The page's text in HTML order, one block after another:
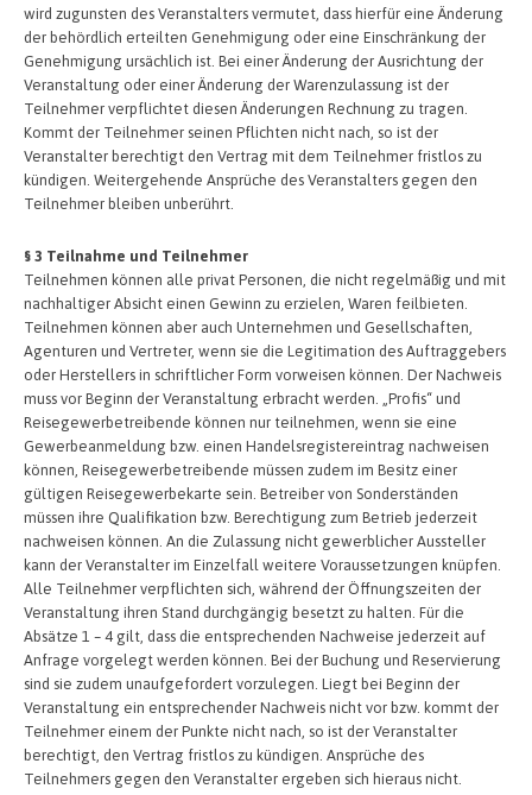
wird zugunsten des Veranstalters vermutet, dass hierfür eine Änderung
der behördlich erteilten Genehmigung oder eine Einschränkung der
Genehmigung ursächlich ist. Bei einer Änderung der Ausrichtung der
Veranstaltung oder einer Änderung der Warenzulassung ist der
Teilnehmer verpflichtet diesen Änderungen Rechnung zu tragen.
Kommt der Teilnehmer seinen Pflichten nicht nach, so ist der
Veranstalter berechtigt den Vertrag mit dem Teilnehmer fristlos zu
kündigen. Weitergehende Ansprüche des Veranstalters gegen den
Teilnehmer bleiben unberührt.
§ 3 Teilnahme und Teilnehmer
Teilnehmen können alle privat Personen, die nicht regelmäßig und mit
nachhaltiger Absicht einen Gewinn zu erzielen, Waren feilbieten.
Teilnehmen können aber auch Unternehmen und Gesellschaften,
Agenturen und Vertreter, wenn sie die Legitimation des Auftraggebers
oder Herstellers in schriftlicher Form vorweisen können. Der Nachweis
muss vor Beginn der Veranstaltung erbracht werden. „Profis“ und
Reisegewerbetreibende können nur teilnehmen, wenn sie eine
Gewerbeanmeldung bzw. einen Handelsregistereintrag nachweisen
können, Reisegewerbetreibende müssen zudem im Besitz einer
gültigen Reisegewerbekarte sein. Betreiber von Sonderständen
müssen ihre Qualifikation bzw. Berechtigung zum Betrieb jederzeit
nachweisen können. An die Zulassung nicht gewerblicher Aussteller
kann der Veranstalter im Einzelfall weitere Voraussetzungen knüpfen.
Alle Teilnehmer verpflichten sich, während der Öffnungszeiten der
Veranstaltung ihren Stand durchgängig besetzt zu halten. Für die
Absätze 1 – 4 gilt, dass die entsprechenden Nachweise jederzeit auf
Anfrage vorgelegt werden können. Bei der Buchung und Reservierung
sind sie zudem unaufgefordert vorzulegen. Liegt bei Beginn der
Veranstaltung ein entsprechender Nachweis nicht vor bzw. kommt der
Teilnehmer einem der Punkte nicht nach, so ist der Veranstalter
berechtigt, den Vertrag fristlos zu kündigen. Ansprüche des
Teilnehmers gegen den Veranstalter ergeben sich hieraus nicht.